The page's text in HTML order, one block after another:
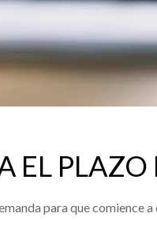
EL
para que comience